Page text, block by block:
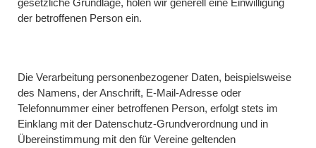
gesetzliche Grundlage, holen wir generell eine Einwilligung
der betroffenen Person ein.
Die Verarbeitung personenbezogener Daten, beispielsweise
des Namens, der Anschrift, E-Mail-Adresse oder
Telefonnummer einer betroffenen Person, erfolgt stets im
Einklang mit der Datenschutz-Grundverordnung und in
Übereinstimmung mit den für Vereine geltenden